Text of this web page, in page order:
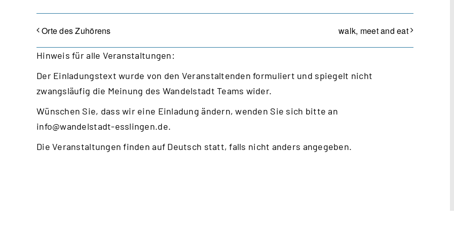
Orte des Zuhörens walk, meet and eat
Hinweis für alle Veranstaltungen:
Der Einladungstext wurde von den Veranstaltenden formuliert und spiegelt nicht
zwangsläufig die Meinung des Wandelstadt Teams wider.
Wünschen Sie, dass wir eine Einladung ändern, wenden Sie sich bitte an
info@wandelstadt-esslingen.de.
Die Veranstaltungen finden auf Deutsch statt, falls nicht anders angegeben.